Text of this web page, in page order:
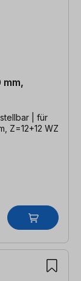
mm,
| für
Z=12+12 WZ